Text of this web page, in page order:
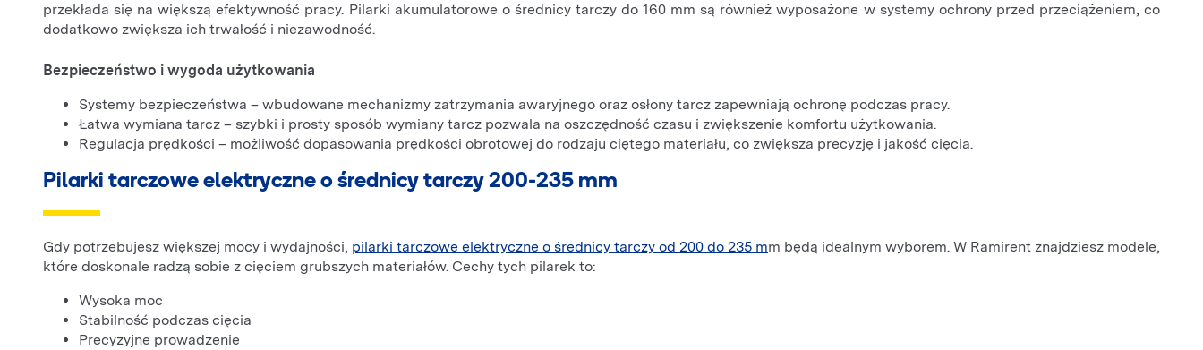
przekłada się na większą efektywność pracy. Pilarki akumulatorowe o średnicy tarczy do 160 mm są również wyposażone w systemy ochrony przed przeciążeniem, co
dodatkowo zwiększa ich trwałość i niezawodność.
Bezpieczeństwo i wygoda użytkowania
Systemy bezpieczeństwa – wbudowane mechanizmy zatrzymania awaryjnego oraz osłony tarcz zapewniają ochronę podczas pracy.
Łatwa wymiana tarcz – szybki i prosty sposób wymiany tarcz pozwala na oszczędność czasu i zwiększenie komfortu użytkowania.
Regulacja prędkości – możliwość dopasowania prędkości obrotowej do rodzaju ciętego materiału, co zwiększa precyzję i jakość cięcia.
Pilarki tarczowe elektryczne o średnicy tarczy 200-235 mm
Gdy potrzebujesz większej mocy i wydajności, pilarki tarczowe elektryczne o średnicy tarczy od 200 do 235 mm będą idealnym wyborem. W Ramirent znajdziesz modele,
które doskonale radzą sobie z cięciem grubszych materiałów. Cechy tych pilarek to:
Wysoka moc
Stabilność podczas cięcia
Precyzyjne prowadzenie